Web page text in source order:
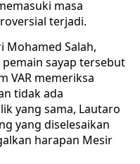
masa
terjadi.
Mohamed Salah,
sayap tersebut
VAR memeriksa
tidak ada
yang sama, Lautaro
yang diselesaikan
harapan Mesir